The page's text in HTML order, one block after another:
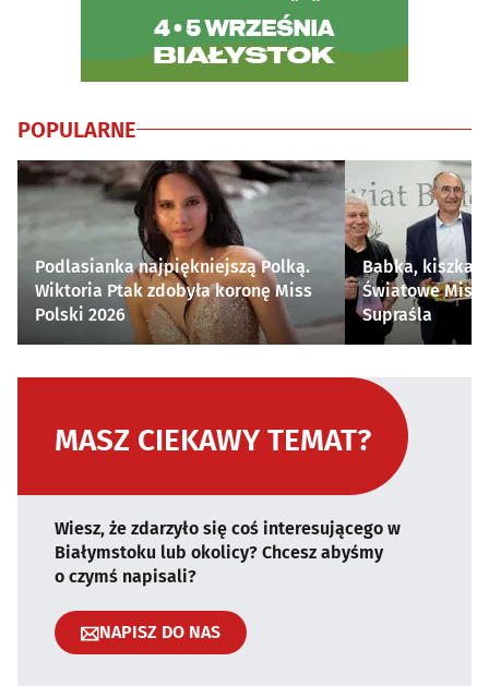
POPULARNE
Podlasianka najpiękniejszą Polką.
Wiktoria Ptak zdobyła koronę Miss
Polski 2026
Babka, kiszka i
Światowe
Supraśla
MASZ CIEKAWY TEMAT?
Wiesz, że zdarzyło się coś interesującego w
Białymstoku lub okolicy? Chcesz abyśmy
o czymś napisali?
NAPISZ DO NAS